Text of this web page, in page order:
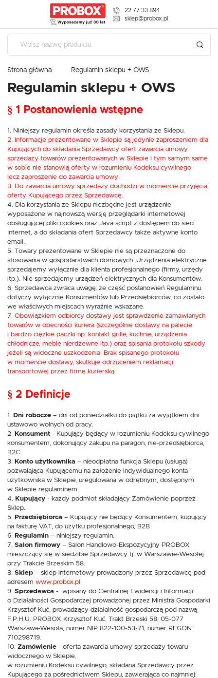
22 77 33 894
sklep@probox.pl
Strona główna Regulamin sklepu + OWS
Regulamin sklepu + OWS
§ 1 Postanowienia wstępne
1. Niniejszy regulamin określa zasady korzystania ze Sklepu.
2. Informacje prezentowane w Sklepie są jedynie zaproszeniem dla
Kupujących do składania Sprzedawcy ofert zawarcia umowy
sprzedaży towarów prezentowanych w Sklepie i tym samym same
w sobie nie stanowią oferty w rozumieniu Kodeksu cywilnego
lecz zaproszenie do zawarcia umowy.
3. Do zawarcia umowy sprzedaży dochodzi w momencie przyjęcia
oferty Kupującego przez Sprzedawcę.
4. Dla korzystania ze Sklepu niezbędne jest urządzenie
wyposażone w najnowszą wersję przeglądarki internetowej
obsługującej pliki cookies oraz Java script z dostępem do sieci
Internet, a do składania ofert Sprzedawcy także aktywne konto
email.
5. Towary prezentowane w Sklepie nie są przeznaczone do
stosowania w gospodarstwach domowych. Urządzenia elektryczne
sprzedajemy wyłącznie dla klienta profesjonalnego (firmy, urzędy
itp.). Nie sprzedajemy urządzeń elektrycznych dla Konsumentów.
6. Sprzedawca zwraca uwagę, że część postanowień Regulaminu
dotyczy wyłącznie Konsumentów lub Przedsiębiorców, co zostało
we właściwych miejscach wyraźnie wskazane.
7. Obowiązkiem odbiorcy dostawy jest sprawdzenie zamawianych
towarów w obecności kuriera (szczególnie dostawy na palecie
i bardzo ciężkie paczki np. kontakt grille, kuchnie, urządzenia
chłodnicze, meble nierdzewne itp.) oraz spisania protokołu szkody
jeżeli są widoczne uszkodzenia. Brak spisanego protokołu
w momencie dostawy, skutkuje odrzuceniem reklamacji
transportowej przez firmę kurierską.
§ 2 Definicje
1. Dni robocze – dni od poniedziałku do piątku za wyjątkiem dni
ustawowo wolnych od pracy.
2. Konsument - Kupujący będący w rozumieniu Kodeksu cywilnego
konsumentem, dokonujący zakupu na paragon, nie-przedsiębiorca,
B2C
3. Konto użytkownika – nieodpłatna funkcja Sklepu (usługa)
pozwalająca Kupującemu na założenie indywidualnego konta
użytkownika w Sklepie, uregulowana w odrębnym, dostępnym
w Sklepie regulaminem.
4. Kupujący - każdy podmiot składający Zamówienie poprzez
Sklep.
5. Przedsiębiorca – Kupujący nie będący Konsumentem, kupujący
na fakturę VAT, do użytku profesjonalnego, B2B
6. Regulamin – niniejszy regulamin.
7. Salon firmowy – Salon Handlowo-Ekspozycyjny PROBOX
mieszczący się w siedzibie Sprzedawcy tj. w Warszawie-Wesołej
przy Trakcie Brzeskim 58.
8. Sklep – sklep internetowy prowadzony przez Sprzedawcę pod
adresem www.probox.pl .
9. Sprzedawca - wpisany do Centralnej Ewidencji i Informacji
o Działalności Gospodarczej prowadzonej przez Ministra Gospodarki
Krzysztof Kuć, prowadzący działalność gospodarczą pod nazwą
F.P.H.U. PROBOX Krzysztof Kuć, Trakt Brzeski 58, 05-077
Warszawa-Wesoła, numer NIP 822-100-53-71, numer REGON:
710298719.
10. Zamówienie - oferta zawarcia umowy sprzedaży towaru
widocznego w Sklepie,
w rozumieniu Kodeksu cywilnego, składana Sprzedawcy przez
Kupującego za pośrednictwem Sklepu, zawierająca co najmniej:
USTAWIENIA
Szanujemy Twoją prywatność. Możesz zmienić ustawienia
cookies lub zaakceptować je wszystkie. W dowolnym
Niezbędne
Niezbędne pliki cookies służą do prawidłowego funkcjonowania strony
internetowej i umożliwiają Ci komfortowe korzystanie z oferowanych przez
nas usług.
Pliki cookies odpowiadają na podejmowane przez Ciebie działania w celu
m.in. dostosowania Twoich ustawień preferencji prywatności, logowania czy
wypełniania formularzy. Dzięki plikom cookies strona, z której korzystasz,
może działać bez zakłóceń.
Funkcjonalne i personalizacyjne
Tego typu pliki cookies umożliwiają stronie internetowej zapamiętanie
wprowadzonych przez Ciebie ustawień oraz personalizację określonych
funkcjonalności czy prezentowanych treści.
Dzięki tym plikom cookies możemy zapewnić Ci większy komfort
korzystania z funkcjonalności naszej strony poprzez dopasowanie jej do
personalizacyjne pliki cookies gwarantuje dostępność większej ilości funkcji
na stronie.
Więcej
Analityczne
Analityczne pliki cookies pomagają nam rozwijać się i dostosowywać do
Twoich potrzeb.
Cookies analityczne pozwalają na uzyskanie informacji w zakresie
wykorzystywania witryny internetowej, miejsca oraz częstotliwości, z jaką
odwiedzane są nasze serwisy www. Dane pozwalają nam na ocenę
naszych serwisów internetowych pod względem ich popularności wśród
użytkowników. Zgromadzone informacje są przetwarzane w formie
zanonimizowanej. Wyrażenie zgody na analityczne pliki cookies gwarantuje
dostępność wszystkich funkcjonalności.
Więcej
Reklamowe
Dzięki reklamowym plikom cookies prezentujemy Ci najciekawsze
informacje i aktualności na stronach naszych partnerów.
Promocyjne pliki cookies służą do prezentowania Ci naszych komunikatów
pojawić się na stronach podmiotów trzecich lub firm będących naszymi
partnerami oraz innych dostawców usług. Firmy te działają w charakterze
komunikatów mediów społecznościowych.
Więcej
USTAWIENIA REGIONALNE
Lokalizacja
Polska
polski
Waluta
ZAPISZ